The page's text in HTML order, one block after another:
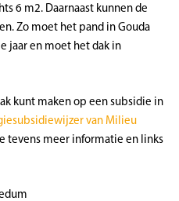
6 m2. Daarnaast kunnen de
Zo moet het pand in Gouda
jaar en moet het dak in
kunt maken op een subsidie in
van Milieu
tevens meer informatie en links